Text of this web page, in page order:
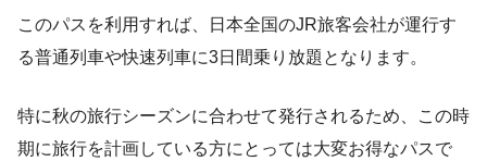
このパスを利用すれば、日本全国のJR旅客会社が運行す
る普通列車や快速列車に3日間乗り放題となります。
特に秋の旅行シーズンに合わせて発行されるため、この時
期に旅行を計画している方にとっては大変お得なパスで